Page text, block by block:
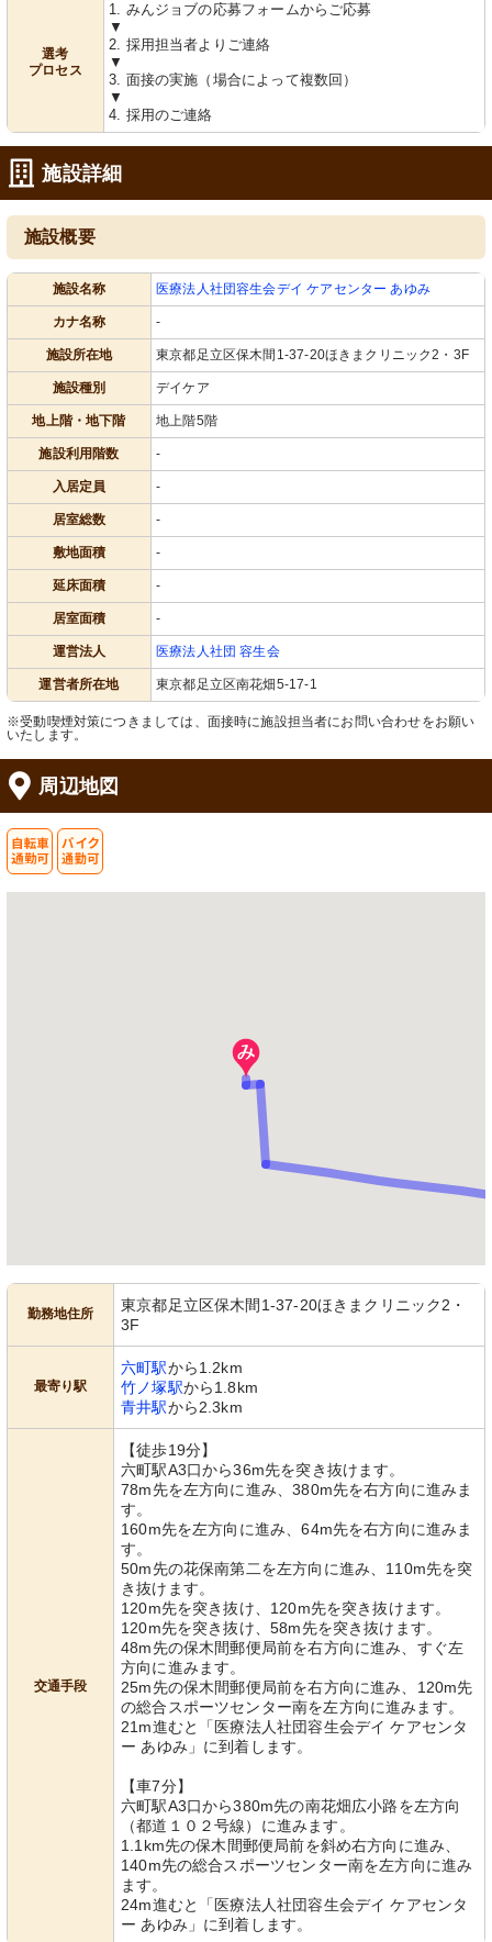
選考
プロセス
1. みんジョブの応募フォームからご応募
▼
2. 採用担当者よりご連絡
▼
3. 面接の実施（場合によって複数回）
▼
4. 採用のご連絡
施設詳細
施設概要
施設名称 医療法人社団容生会デイ ケアセンター あゆみ
カナ名称 -
施設所在地 東京都足立区保木間1-37-20ほきまクリニック2・3F
施設種別 デイケア
地上階・地下階 地上階5階
施設利用階数 -
入居定員 -
居室総数 -
敷地面積 -
延床面積 -
居室面積 -
運営法人 医療法人社団 容生会
運営者所在地 東京都足立区南花畑5-17-1
※受動喫煙対策につきましては、面接時に施設担当者にお問い合わせをお願い
いたします。
周辺地図
勤務地住所
東京都足立区保木間1-37-20ほきまクリニック2・
3F
最寄り駅
六町駅から1.2km
竹ノ塚駅から1.8km
青井駅から2.3km
交通手段
【徒歩19分】
六町駅A3口から36m先を突き抜けます。
78m先を左方向に進み、380m先を右方向に進みま
す。
160m先を左方向に進み、64m先を右方向に進みま
す。
50m先の花保南第二を左方向に進み、110m先を突
き抜けます。
120m先を突き抜け、120m先を突き抜けます。
120m先を突き抜け、58m先を突き抜けます。
48m先の保木間郵便局前を右方向に進み、すぐ左
方向に進みます。
25m先の保木間郵便局前を右方向に進み、120m先
の総合スポーツセンター南を左方向に進みます。
21m進むと「医療法人社団容生会デイ ケアセンタ
ー あゆみ」に到着します。
【車7分】
六町駅A3口から380m先の南花畑広小路を左方向
（都道１０２号線）に進みます。
1.1km先の保木間郵便局前を斜め右方向に進み、
140m先の総合スポーツセンター南を左方向に進み
ます。
24m進むと「医療法人社団容生会デイ ケアセンタ
ー あゆみ」に到着します。